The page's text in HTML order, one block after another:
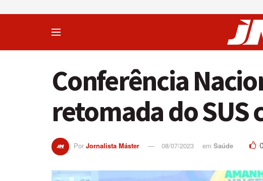
Conferência
retomada do SUS
Por Jornalista Máster 08/07/2023 em Saúde 0